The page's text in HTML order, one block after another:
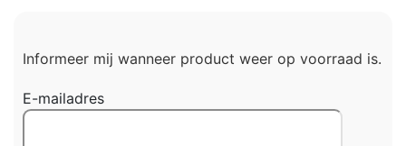
Informeer mij wanneer product weer op voorraad is.
E-mailadres